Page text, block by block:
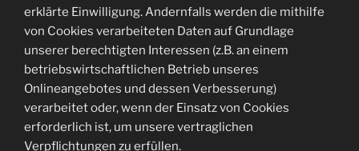
erklärte Einwilligung. Andernfalls werden die mithilfe
von Cookies verarbeiteten Daten auf Grundlage
unserer berechtigten Interessen (z.B. an einem
betriebswirtschaftlichen Betrieb unseres
Onlineangebotes und dessen Verbesserung)
verarbeitet oder, wenn der Einsatz von Cookies
erforderlich ist, um unsere vertraglichen
Verpflichtungen zu erfüllen.